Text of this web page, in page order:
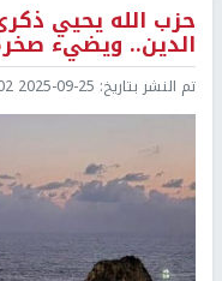
حزب الله يحيي
الدين.. ويضيء
تم النشر بتاريخ: 2025-09-25 22:02